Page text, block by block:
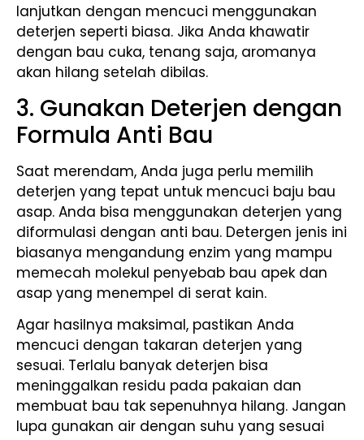
lanjutkan dengan mencuci menggunakan
deterjen seperti biasa. Jika Anda khawatir
dengan bau cuka, tenang saja, aromanya
akan hilang setelah dibilas.
3. Gunakan Deterjen dengan
Formula Anti Bau
Saat merendam, Anda juga perlu memilih
deterjen yang tepat untuk mencuci baju bau
asap. Anda bisa menggunakan deterjen yang
diformulasi dengan anti bau. Detergen jenis ini
biasanya mengandung enzim yang mampu
memecah molekul penyebab bau apek dan
asap yang menempel di serat kain.
Agar hasilnya maksimal, pastikan Anda
mencuci dengan takaran deterjen yang
sesuai. Terlalu banyak deterjen bisa
meninggalkan residu pada pakaian dan
membuat bau tak sepenuhnya hilang. Jangan
lupa gunakan air dengan suhu yang sesuai